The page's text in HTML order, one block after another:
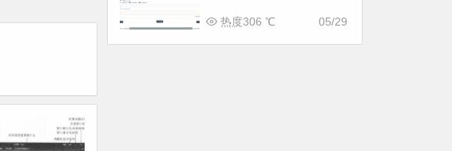
05/29
热度306 ℃